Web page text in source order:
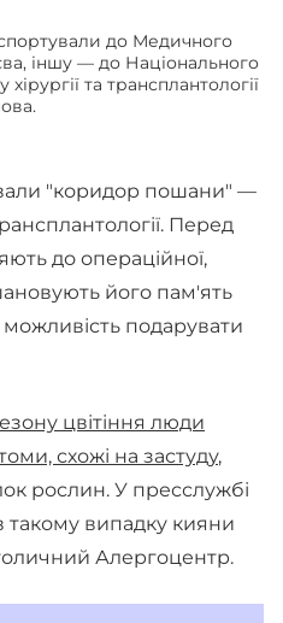
до Медичного
іншу — до Національного
та трансплантології
"коридор пошани" —
Перед
до операційної,
його пам'ять
подарувати
цвітіння люди
схожі на застуду,
рослин. У пресслужбі
випадку кияни
Алергоцентр.